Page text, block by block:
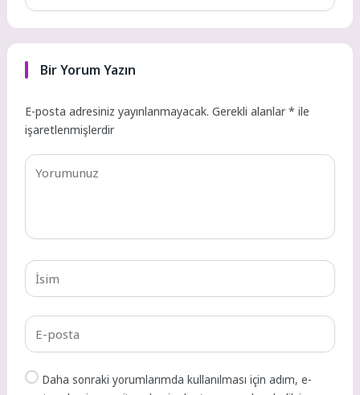
Bir Yorum Yazın
E-posta adresiniz yayınlanmayacak. Gerekli alanlar* ile
işaretlenmişlerdir
Daha sonraki yorumlarımda kullanılması için adım, e-